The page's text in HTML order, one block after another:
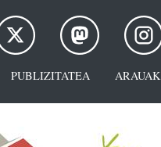
PUBLIZITATEA ARAUAK